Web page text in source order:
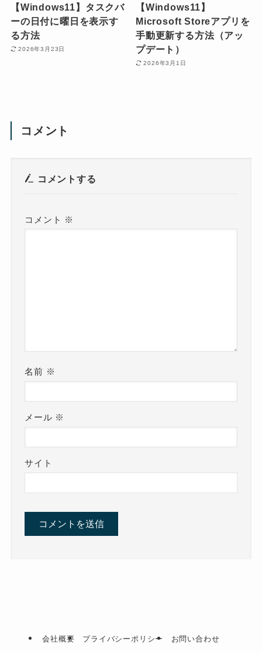
【Windows11】タスクバ
ーの日付に曜日を表示す
る方法
2026年3月23日
【Windows11】
Microsoft Storeアプリを
手動更新する方法（アッ
プデート）
2026年3月1日
コメント
コメントする
コメント ※
名前 ※
メール ※
サイト
会社概要 プライバシーポリシー お問い合わせ